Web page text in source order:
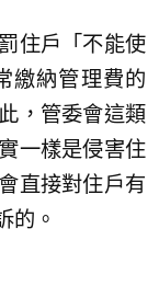
住戶「不能使
繳納管理費的
，管委會這類
一樣是侵害住
直接對住戶有
的。